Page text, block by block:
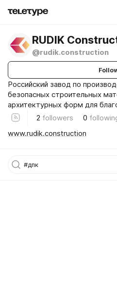
RUDIK
@rudik.construction
Российский завод по
безопасных строительных
архитектурных форм для
2 followers 0
www.rudik.construction